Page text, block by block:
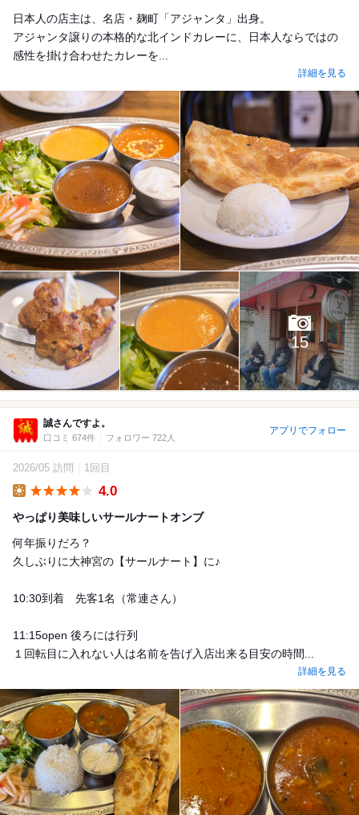
日本人の店主は、名店・麹町「アジャンタ」出身。
アジャンタ譲りの本格的な北インドカレーに、日本人ならではの
感性を掛け合わせたカレーを...
詳細を見る
15
誠さんですよ。
口コミ 674件 フォロワー 722人
アプリでフォロー
2026/05 訪問 1回目
4.0
やっぱり美味しいサールナートオンブ
何年振りだろ？
久しぶりに大神宮の【サールナート】に♪
10:30到着 先客1名（常連さん）
11:15open 後ろには行列
１回転目に入れない人は名前を告げ入店出来る目安の時間...
詳細を見る